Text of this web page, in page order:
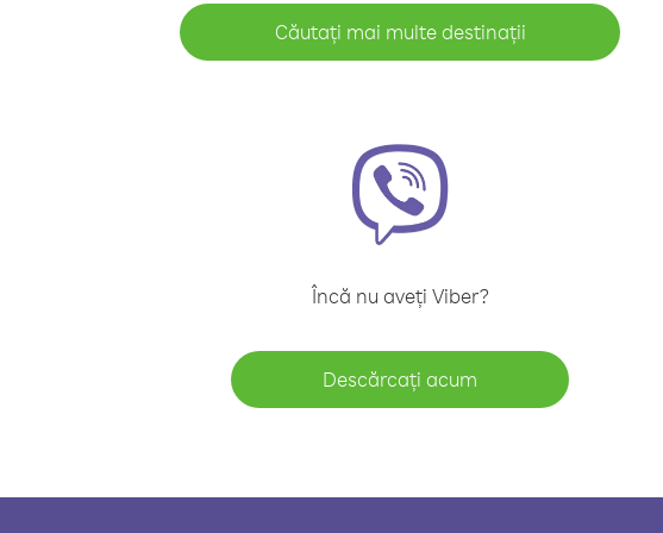
Căutați mai multe destinații
Încă nu aveți Viber?
Descărcați acum